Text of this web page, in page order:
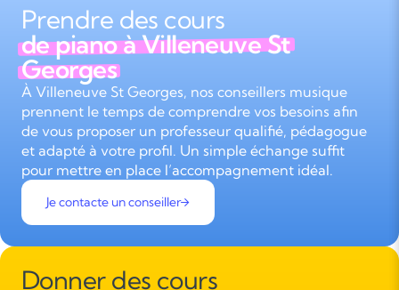
Prendre des cours
de piano à Villeneuve St
Georges
À Villeneuve St Georges, nos conseillers musique
prennent le temps de comprendre vos besoins afin
de vous proposer un professeur qualifié, pédagogue
et adapté à votre profil. Un simple échange suffit
pour mettre en place l’accompagnement idéal.
Je contacte un conseiller
Donner des cours